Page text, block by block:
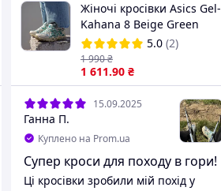
Жіночі кросівки Asics Gel-
Kahana 8 Beige Green
асикс гель кахана
5.0 (2)
1 611.90 ₴
1 990₴
15.09.2025
Ганна П.
Куплено на Prom.ua
Супер кроси для походу в гори!
Ці кросівки зробили мій похід у